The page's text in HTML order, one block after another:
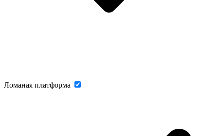
Ломаная платформа